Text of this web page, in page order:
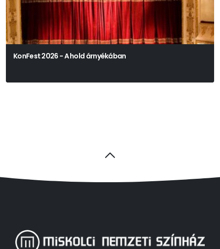
KonFest 2026 - A hold árnyékában